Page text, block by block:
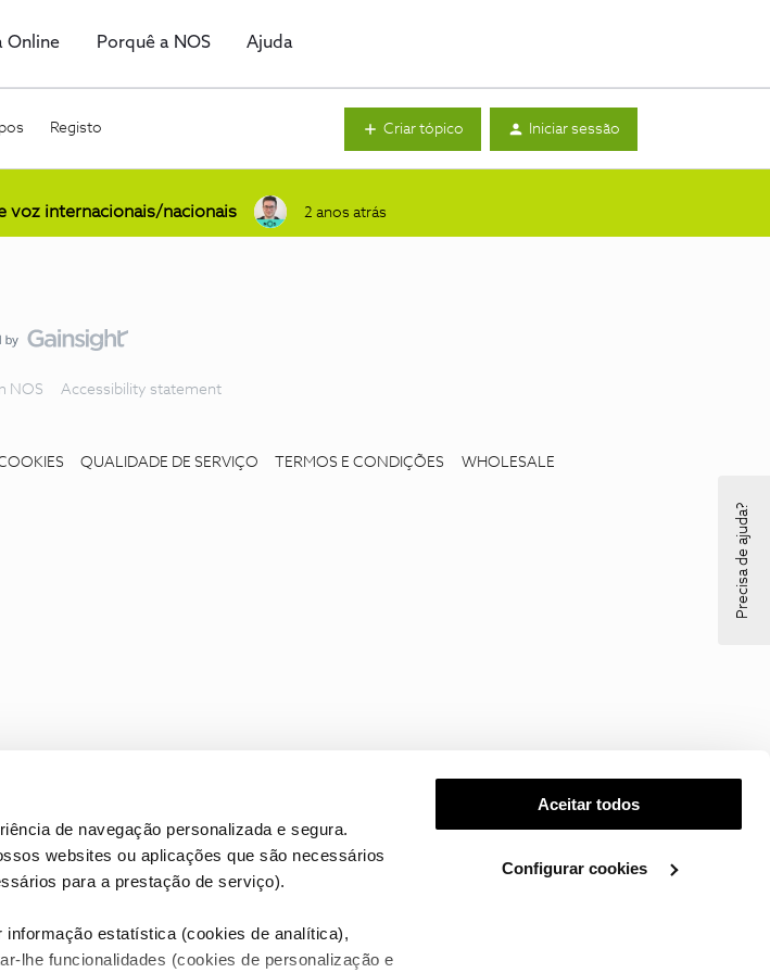
de navegação personalizada e segura.
websites ou aplicações que são necessários
para a prestação de serviço).
estatística (cookies de analítica),
lhe funcionalidades (cookies de personalização e
Aceitar todos
Configurar cookies
Online Porquê a NOS Ajuda
Registo Criar tópico Iniciar sessão
voz internacionais/nacionais 2 anos atrás
NOS Accessibility statement
QUALIDADE DE SERVIÇO TERMOS E CONDIÇÕES WHOLESALE
Precisa de ajuda?